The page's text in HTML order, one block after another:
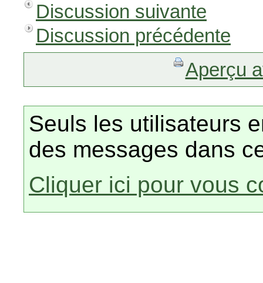
Discussion suivante
Discussion précédente
Aperçu
Seuls les utilisateurs
des messages dans
Cliquer ici pour vous